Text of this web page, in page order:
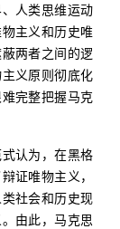
人类思维运动
主义和历史唯
两者之间的逻
义原则彻底化
完整把握马克
认为，在黑格
证唯物主义，
社会和历史现
由此，马克思